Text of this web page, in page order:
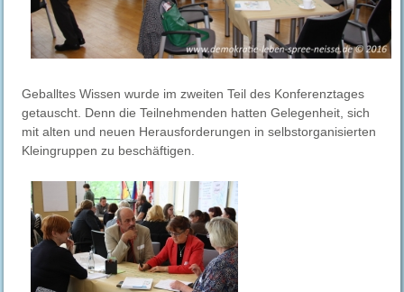
Geballtes Wissen wurde im zweiten Teil des Konferenztages
getauscht. Denn die Teilnehmenden hatten Gelegenheit, sich
mit alten und neuen Herausforderungen in selbstorganisierten
Kleingruppen zu beschäftigen.